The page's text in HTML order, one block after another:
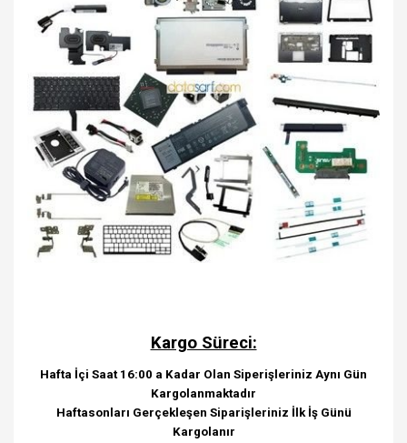
Kargo Süreci:
Hafta İçi Saat 16:00 a Kadar Olan Siperişleriniz Aynı Gün
Kargolanmaktadır
Haftasonları Gerçekleşen Siparişleriniz İlk İş Günü
Kargolanır